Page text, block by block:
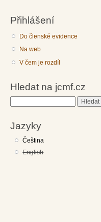
Přihlášení
Do členské evidence
Na web
V čem je rozdíl
Hledat na jcmf.cz
Jazyky
Čeština
English